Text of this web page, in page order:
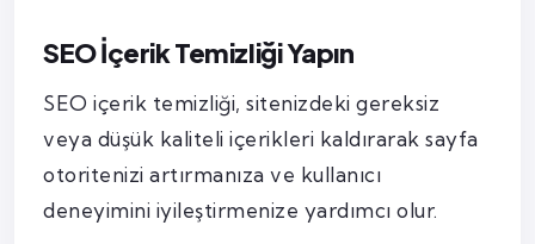
SEO İçerik Temizliği Yapın
SEO içerik temizliği, sitenizdeki gereksiz
veya düşük kaliteli içerikleri kaldırarak sayfa
otoritenizi artırmanıza ve kullanıcı
deneyimini iyileştirmenize yardımcı olur.